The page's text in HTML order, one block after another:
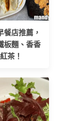
餐店推薦，
板麵、香香
茶！